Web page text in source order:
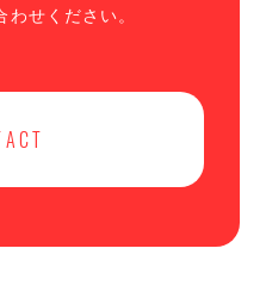
せください。